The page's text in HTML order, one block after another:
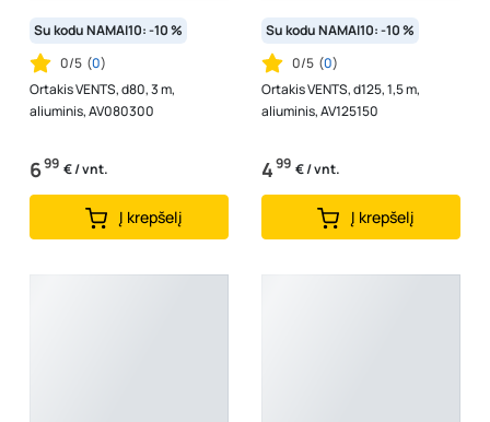
Su kodu NAMAI10: -10 %
0/5 (0)
Ortakis VENTS, d80, 3 m,
aliuminis, AV080300
699 € / vnt.
Į krepšelį
Su kodu NAMAI10: -10 %
0/5 (0)
Ortakis VENTS, d125, 1,5 m,
aliuminis, AV125150
499 € / vnt.
Į krepšelį